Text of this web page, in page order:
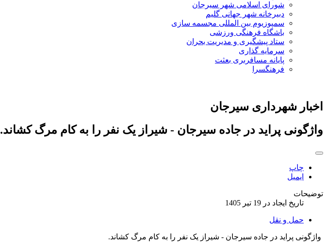
شورای اسلامی شهر سیرجان
دبیرخانه شهر جهانی گلیم
سمپوزیوم بین المللی مجسمه سازی
باشگاه فرهنگی ورزشی
ستاد پیشگیری و مدیریت بحران
سرمایه گذاری
پایانه مسافربری بعثت
فرهنگسرا
اخبار شهرداری سیرجان
واژگونی پراید در جاده سیرجان - شیراز یک نفر را به کام مرگ کشاند.
چاپ
ایمیل
توضیحات
تاریخ ایجاد در 19 تیر 1405
حمل و نقل
واژگونی پراید در جاده سیرجان - شیراز یک نفر را به کام مرگ کشاند.